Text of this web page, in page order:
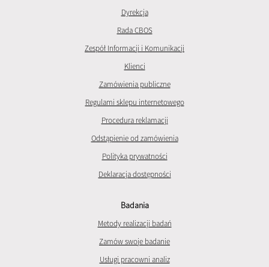
Dyrekcja
Rada CBOS
Zespół Informacji i Komunikacji
Klienci
Zamówienia publiczne
Regulami sklepu internetowego
Procedura reklamacji
Odstąpienie od zamówienia
Polityka prywatności
Deklaracja dostępności
Badania
Metody realizacji badań
Zamów swoje badanie
Usługi pracowni analiz